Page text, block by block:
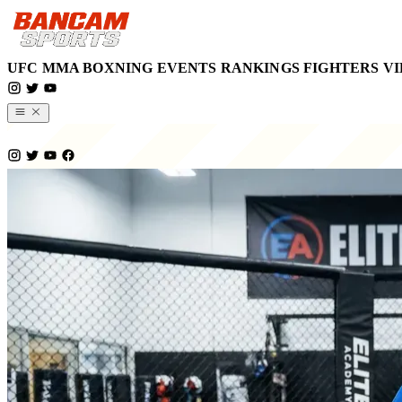
UFC MMABOXNING EVENTS RANKINGSFIGHTERS